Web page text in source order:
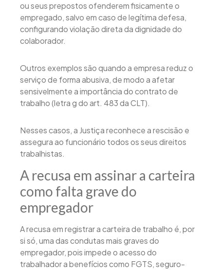
ou seus prepostos ofenderem fisicamente o
empregado, salvo em caso de legítima defesa,
configurando violação direta da dignidade do
colaborador.
Outros exemplos são quando a empresa reduz o
serviço de forma abusiva, de modo a afetar
sensivelmente a importância do contrato de
trabalho (letra g do art. 483 da CLT).
Nesses casos, a Justiça reconhece a rescisão e
assegura ao funcionário todos os seus direitos
trabalhistas.
A recusa em assinar a carteira
como falta grave do
empregador
A recusa em registrar a carteira de trabalho é, por
si só, uma das condutas mais graves do
empregador, pois impede o acesso do
trabalhador a benefícios como FGTS, seguro-